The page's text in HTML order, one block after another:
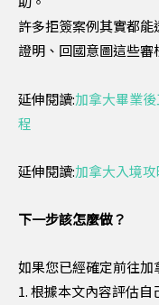
許多拒簽案例其實都
證明、回國意圖這些審
延伸閱讀:加拿大畢業
程
延伸閱讀:加拿大入境
下一步該怎麼做？
如果您已經確定前往加
1. 根據本文內容評估